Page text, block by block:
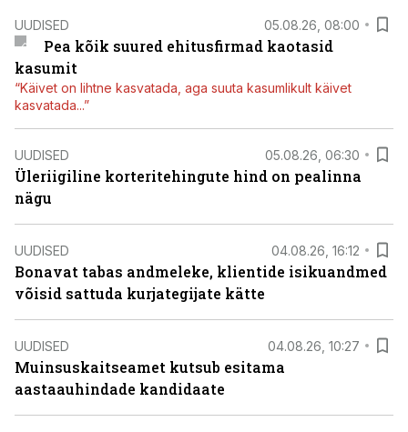
UUDISED 05.08.26, 08:00
Pea kõik suured ehitusfirmad kaotasid
kasumit
“Käivet on lihtne kasvatada, aga suuta kasumlikult käivet
kasvatada...”
UUDISED 05.08.26, 06:30
Üleriigiline korteritehingute hind on pealinna
nägu
UUDISED 04.08.26, 16:12
Bonavat tabas andmeleke, klientide isikuandmed
võisid sattuda kurjategijate kätte
UUDISED 04.08.26, 10:27
Muinsuskaitseamet kutsub esitama
aastaauhindade kandidaate